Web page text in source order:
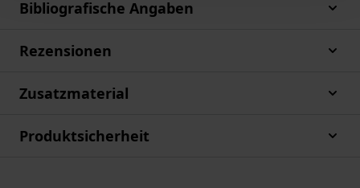
Bibliografische Angaben
Rezensionen
Zusatzmaterial
Produktsicherheit